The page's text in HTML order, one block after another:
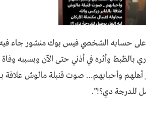
حسابه الشخصي فيس بوك منشور جاء فيه
وأحبابهم… صوت قنبلة مالوش علاقة
للدرجة دي؟!”.